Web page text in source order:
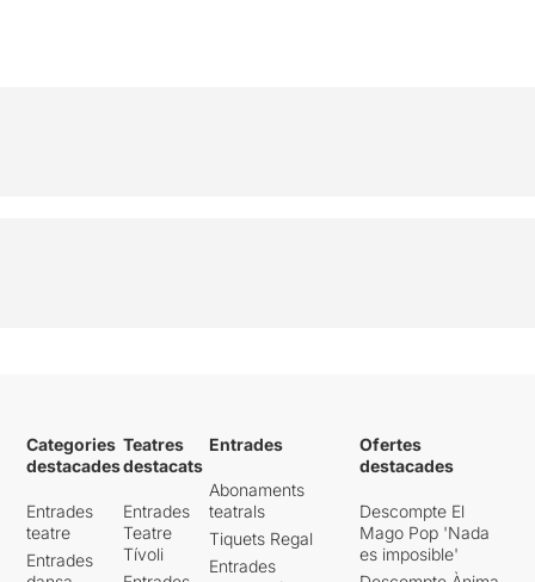
Categories
destacades
Entrades
teatre
Entrades
Teatres
destacats
Entrades
Teatre
Tívoli
Entrades
Abonaments
teatrals
Tiquets Regal
Entrades
Ofertes
destacades
Descompte El
Mago Pop 'Nada
es imposible'